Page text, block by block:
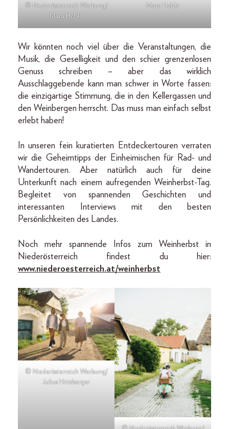
© Niederösterreich Werbung/
Mara Hohla
Mara Hohla
Wir könnten noch viel über die Veranstaltungen, die
Musik, die Geselligkeit und den schier grenzenlosen
Genuss schreiben – aber das wirklich
Ausschlaggebende kann man schwer in Worte fassen:
die einzigartige Stimmung, die in den Kellergassen und
den Weinbergen herrscht. Das muss man einfach selbst
erlebt haben!
In unseren fein kuratierten Entdeckertouren verraten
wir die Geheimtipps der Einheimischen für Rad- und
Wandertouren. Aber natürlich auch für deine
Unterkunft nach einem aufregenden Weinherbst-Tag.
Begleitet von spannenden Geschichten und
interessanten Interviews mit den besten
Persönlichkeiten des Landes.
Noch mehr spannende Infos zum Weinherbst in
Niederösterreich findest du hier:
www.niederoesterreich.at/weinherbst
© Niederösterreich Werbung/
Julius Hirtzberger